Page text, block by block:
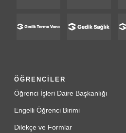
ÖĞRENCİLER
Öğrenci İşleri Daire Başkanlığı
Engelli Öğrenci Birimi
Dilekçe ve Formlar